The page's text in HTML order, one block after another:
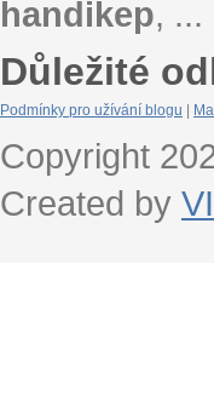
handikep, ...
Důležité
Podmínky pro užívání blogu
Copyright
Created by